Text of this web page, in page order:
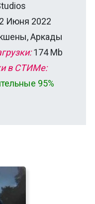
Июня 2022
Аркады
174 Mb
в СТИМе:
95%